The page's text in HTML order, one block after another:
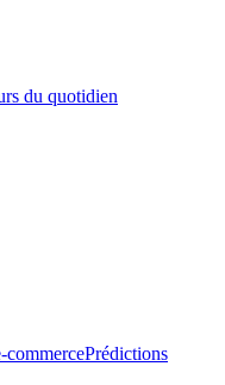
du quotidien
commercePrédictions